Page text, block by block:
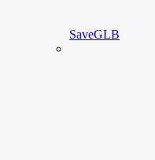
SaveGLB